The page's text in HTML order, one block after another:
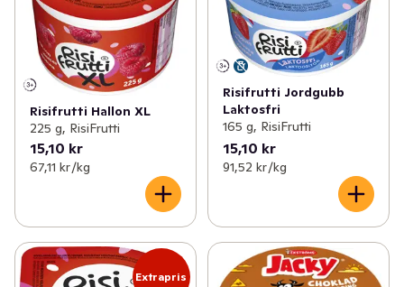
Risifrutti Hallon XL
225 g, RisiFrutti
15,10 kr
67,11 kr /kg
Risifrutti Jordgubb
Laktosfri
165 g, RisiFrutti
15,10 kr
91,52 kr /kg
Extrapris